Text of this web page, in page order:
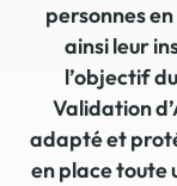
personnes
ainsi leur
l’objectif
Validation
adapté et
en place toute